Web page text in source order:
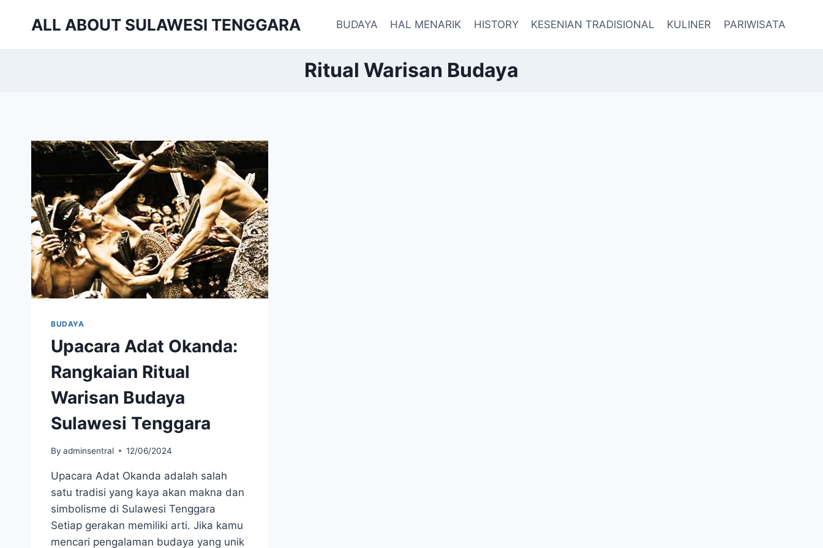
ALL ABOUT SULAWESI TENGGARA BUDAYA HAL MENARIK HISTORY KESENIAN TRADISIONAL KULINER PARIWISATA
Ritual Warisan Budaya
BUDAYA
Upacara Adat Okanda:
Rangkaian Ritual
Warisan Budaya
Sulawesi Tenggara
By adminsentral 12/06/2024
Upacara Adat Okanda adalah salah
satu tradisi yang kaya akan makna dan
simbolisme di Sulawesi Tenggara
Setiap gerakan memiliki arti. Jika kamu
mencari pengalaman budaya yang unik